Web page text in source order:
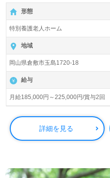
す。
医療/福祉業界の正社員/パー
護】＊求人情報収集、将来
LINE、メール、お電話など
相談可能です。転職相談、
料サービスをご利用いただけ
あり！＞"転職支援"のプロと
せお待ちしております。
形態
特別養護老人ホーム
地域
岡山県倉敷市玉島1720-18
給与
月給185,000円～225,000円/賞与2回
詳細を見る